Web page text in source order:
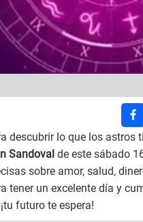
descubrir lo que los astros
Sandoval de este sábado
sobre amor, salud,
tener un excelente día y
futuro te espera!